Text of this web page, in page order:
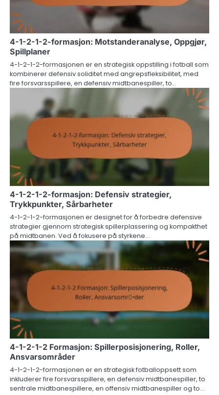
4-1-2-1-2-formasjon: Motstanderanalyse, Oppgjør,
Spillplaner
4-1-2-1-2-formasjonen er en strategisk oppstilling i fotball som
kombinerer defensiv soliditet med angrepsfleksibilitet, med
fire forsvarsspillere, en defensiv midtbanespiller, to…
4-1-2-1-2-formasjon: Defensiv strategier,
Trykkpunkter, Sårbarheter
4-1-2-1-2-formasjonen er designet for å forbedre defensive
strategier gjennom strategisk spillerplassering og kompakthet
på midtbanen. Ved å fokusere på styrkene…
4-1-2-1-2 Formasjon: Spillerposisjonering, Roller,
Ansvarsområder
4-1-2-1-2-formasjonen er en strategisk fotballoppsett som
inkluderer fire forsvarsspillere, en defensiv midtbanespiller, to
sentrale midtbanespillere, en offensiv midtbanespiller og to…